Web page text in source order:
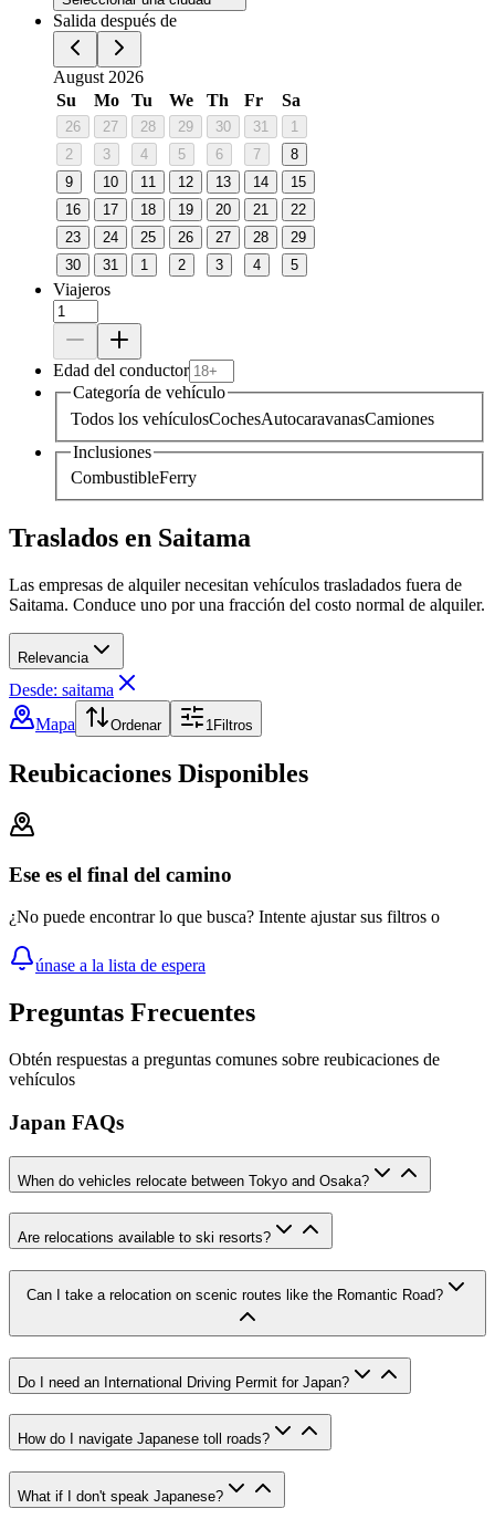
Salida después de
August 2026
Su
Mo Tu We Th Fr Sa
26 27 28 29 30 31
1
2
3 4 5 6 7
8
9
10 11 12 13 14
15
16
17 18 19 20 21
22
23
24 25 26 27 28
29
30
31 1 2 3 4 5
Viajeros
Edad del conductor
Categoría de vehículo
Todos los vehículosCochesAutocaravanasCamiones
Inclusiones
CombustibleFerry
Traslados en Saitama
Las empresas de alquiler necesitan vehículos trasladados fuera de
Saitama. Conduce uno por una fracción del costo normal de alquiler.
Relevancia
Desde: saitama
Mapa
Ordenar 1Filtros
Reubicaciones Disponibles
Ese es el final del camino
¿No puede encontrar lo que busca? Intente ajustar sus filtros o
únase a la lista de espera
Preguntas Frecuentes
Obtén respuestas a preguntas comunes sobre reubicaciones de
vehículos
Japan FAQs
When do vehicles relocate between Tokyo and Osaka?
Are relocations available to ski resorts?
Can I take a relocation on scenic routes like the Romantic Road?
Do I need an International Driving Permit for Japan?
How do I navigate Japanese toll roads?
What if I don't speak Japanese?